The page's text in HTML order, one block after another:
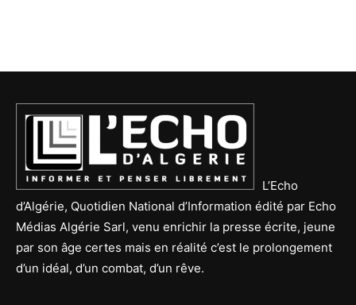
L’Echo
d’Algérie, Quotidien National d’Information édité par Echo
Médias Algérie Sarl, venu enrichir la presse écrite, jeune
par son âge certes mais en réalité c’est le prolongement
d’un idéal, d’un combat, d’un rêve.